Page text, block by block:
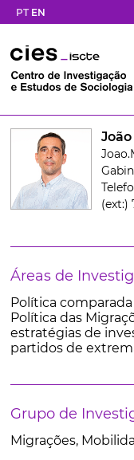
PT EN
(ext:)
Áreas de
Política comparada
Política das
estratégias de
partidos de
Grupo de
Migrações,